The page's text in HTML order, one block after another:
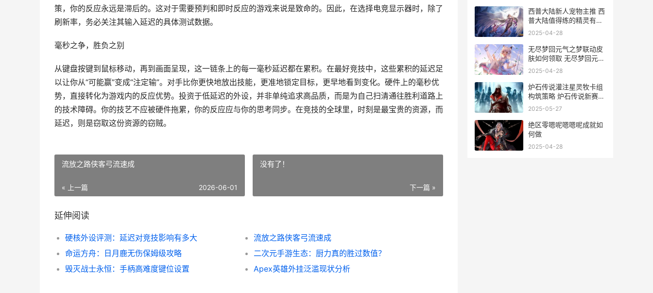
策，你的反应永远是滞后的。这对于需要预判和即时反应的游戏来说是致命的。因此，在选择电竞显示器时，除了
刷新率，务必关注其输入延迟的具体测试数据。
毫秒之争，胜负之别
从键盘按键到鼠标移动，再到画面呈现，这一链条上的每一毫秒延迟都在累积。在最好竞技中，这些累积的延迟足
以让你从“可能赢”变成“注定输”。对手比你更快地放出技能，更准地锁定目标，更早地看到变化。硬件上的毫秒优
势，直接转化为游戏内的反应优势。投资于低延迟的外设，并非单纯追求高品质，而是为自己扫清通往胜利道路上
的技术障碍。你的技艺不应被硬件拖累，你的反应应与你的思考同步。在竞技的全球里，时刻是最宝贵的资源，而
延迟，则是窃取这份资源的窃贼。
流放之路侠客弓流速成
« 上一篇 2026-06-01
没有了！
下一篇 »
延伸阅读
硬核外设评测：延迟对竞技影响有多大
流放之路侠客弓流速成
命运方舟：日月鹿无伤保姆级攻略
二次元手游生态：厨力真的胜过数值？
毁灭战士永恒：手柄高难度键位设置
Apex英雄外挂泛滥现状分析
西普大陆新人宠物主推 西
普大陆值得练的精灵有哪
些
2025-04-28
无尽梦回元气之梦联动皮
肤如何领取 无尽梦回元气
之梦和暴富之梦哪个强
2025-04-28
炉石传说灌注星灵牧卡组
构筑策略 炉石传说新赛季
加星机制
2025-05-27
绝区零嗯呢嗯嗯呢成就如
何做
2025-04-28